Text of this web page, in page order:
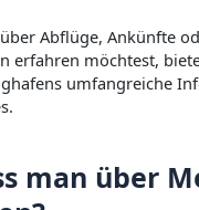
Abflüge, Ankünfte
erfahren möchtest,
umfangreiche
man über